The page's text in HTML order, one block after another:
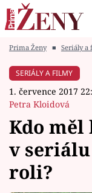
Módní alarm
Témata
Celebrity
Prima Ženy ■ Seriály a
SERIÁLY A FILMY
1. července 2017
Petra Kloidová
Kdo měl
v
roli?